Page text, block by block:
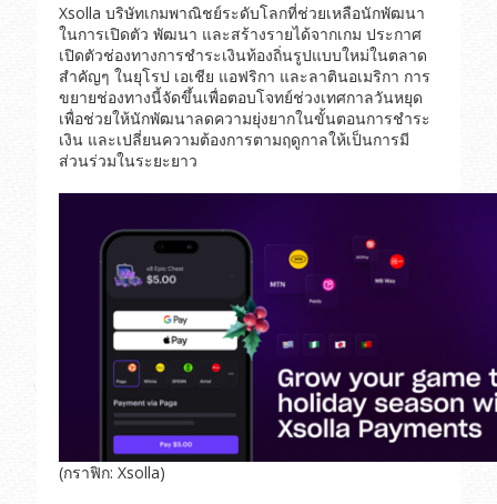
Xsolla บริษัทเกมพาณิชย์ระดับโลกที่ช่วยเหลือนักพัฒนา
ในการเปิดตัว พัฒนา และสร้างรายได้จากเกม ประกาศ
เปิดตัวช่องทางการชำระเงินท้องถิ่นรูปแบบใหม่ในตลาด
สำคัญๆ ในยุโรป เอเชีย แอฟริกา และลาตินอเมริกา การ
ขยายช่องทางนี้จัดขึ้นเพื่อตอบโจทย์ช่วงเทศกาลวันหยุด
เพื่อช่วยให้นักพัฒนาลดความยุ่งยากในขั้นตอนการชำระ
เงิน และเปลี่ยนความต้องการตามฤดูกาลให้เป็นการมี
ส่วนร่วมในระยะยาว
(กราฟิก: Xsolla)